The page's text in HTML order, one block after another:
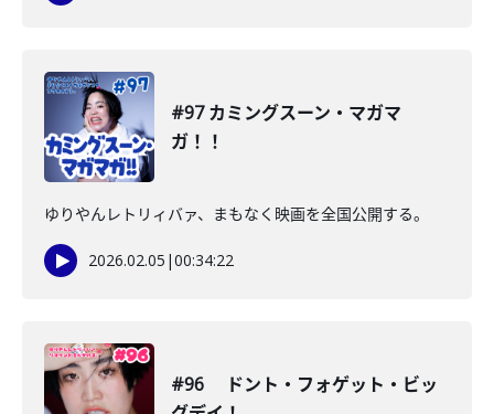
#97 カミングスーン・マガマ
ガ！！
ゆりやんレトリィバァ、まもなく映画を全国公開する。
2026.02.05 |00:34:22
#96 ドント・フォゲット・ビッ